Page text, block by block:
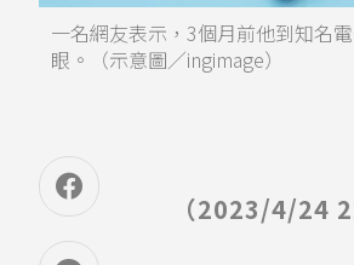
一名網友表示，3個月前他到知名
眼。（示意圖／ingimage）
（2023/4/24